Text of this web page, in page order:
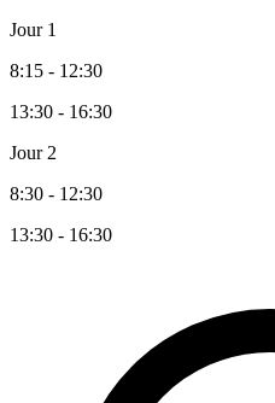
Jour 1
8:15 - 12:30
13:30 - 16:30
Jour 2
8:30 - 12:30
13:30 - 16:30